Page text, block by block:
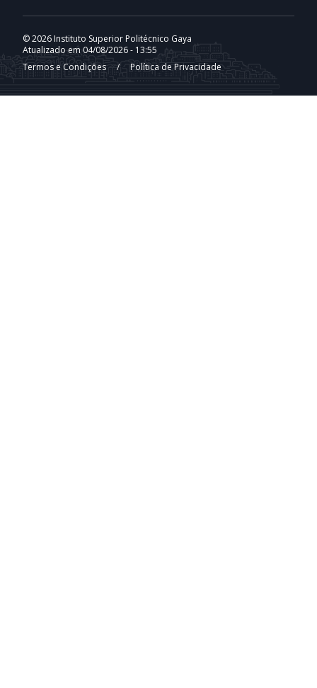
© 2026 Instituto Superior Politécnico Gaya
Atualizado em 04/08/2026 - 13:55
Termos e Condições
/ Política de Privacidade